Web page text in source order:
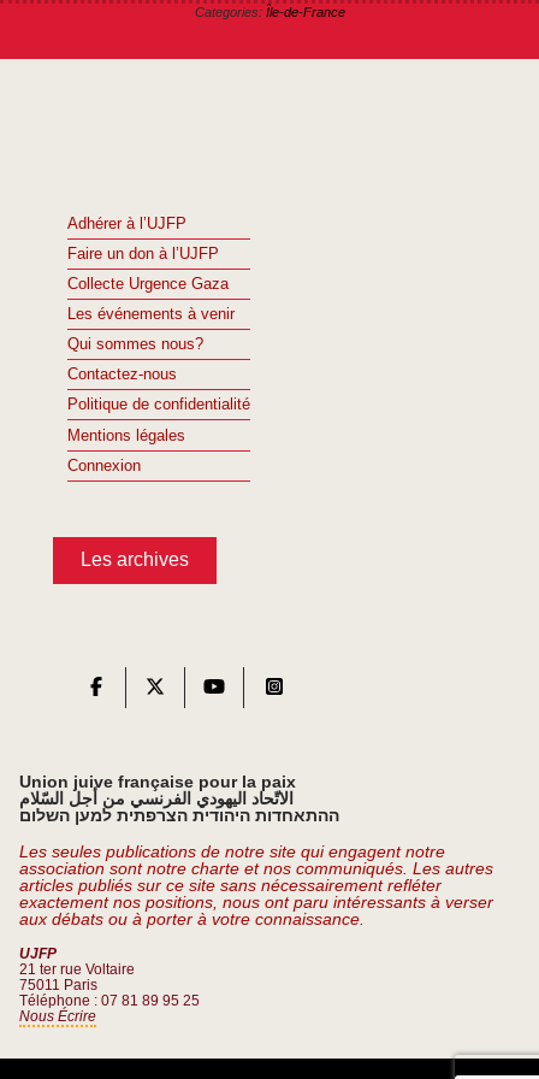
Categories: Île-de-France
Adhérer à l’UJFP
Faire un don à l’UJFP
Collecte Urgence Gaza
Les événements à venir
Qui sommes nous?
Contactez-nous
Politique de confidentialité
Mentions légales
Connexion
Les archives
Union juive française pour la paix
الاتّحاد اليهودي الفرنسي من أجل السّلام
ההתאחדות היהודית הצרפתית למען השלום
Les seules publications de notre site qui engagent notre
association sont notre charte et nos communiqués. Les autres
articles publiés sur ce site sans nécessairement refléter
exactement nos positions, nous ont paru intéressants à verser
aux débats ou à porter à votre connaissance.
UJFP
21 ter rue Voltaire
75011 Paris
Téléphone : 07 81 89 95 25
Nous Écrire